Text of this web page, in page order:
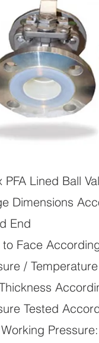
PFA Lined Ball
Dimensions
End
to Face
/
Tested